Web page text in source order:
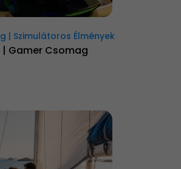
| Szimulátoros Élmények
Gamer Csomag